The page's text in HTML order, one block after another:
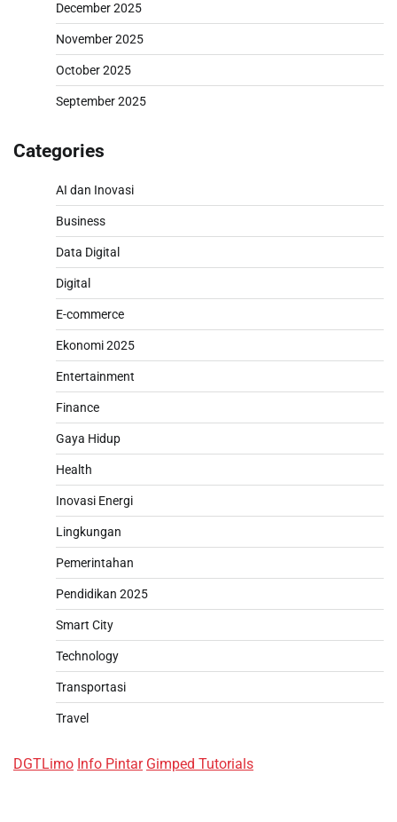
December 2025
November 2025
October 2025
September 2025
Categories
AI dan Inovasi
Business
Data Digital
Digital
E-commerce
Ekonomi 2025
Entertainment
Finance
Gaya Hidup
Health
Inovasi Energi
Lingkungan
Pemerintahan
Pendidikan 2025
Smart City
Technology
Transportasi
Travel
DGTLimo Info Pintar Gimped Tutorials